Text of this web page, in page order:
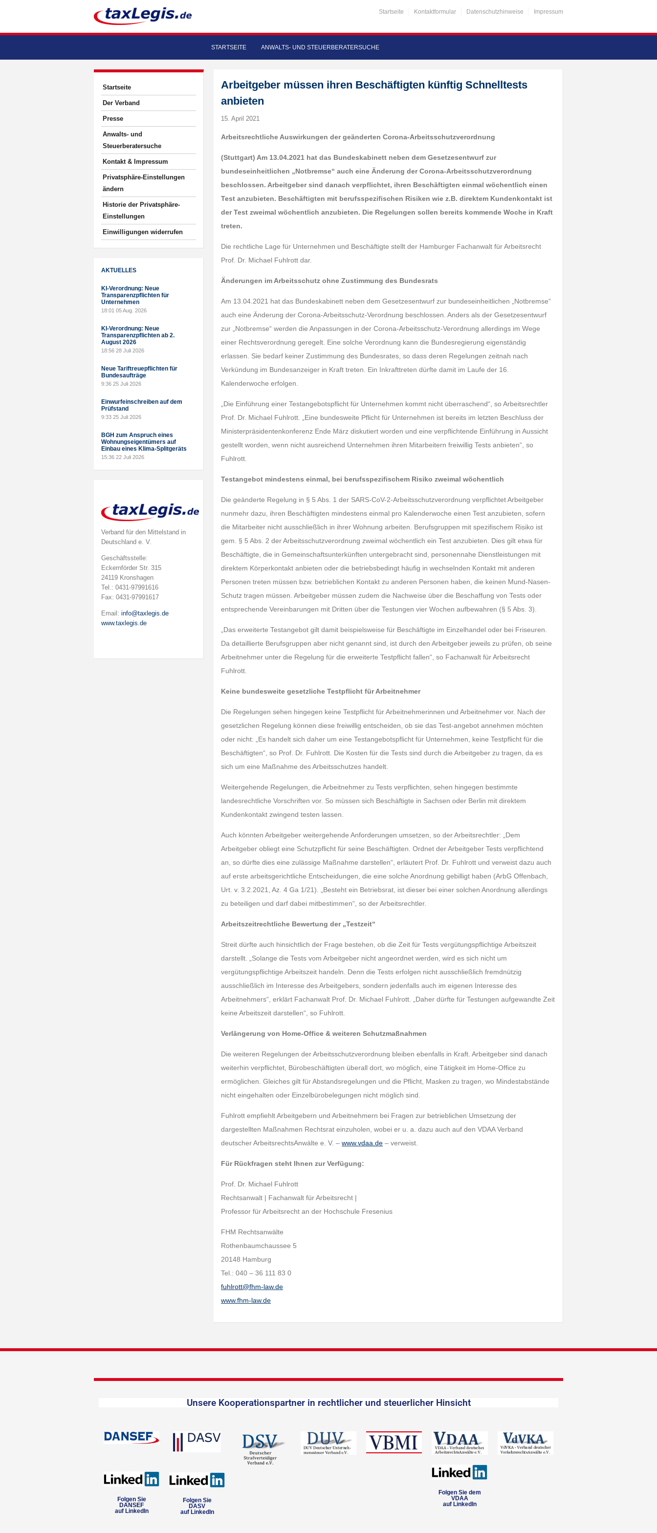
Startseite Kontaktformular Datenschutzhinweise Impressum
STARTSEITE ANWALTS- UND STEUERBERATERSUCHE
Startseite
Der Verband
Presse
Anwalts- und
Steuerberatersuche
Kontakt & Impressum
Privatsphäre-Einstellungen
ändern
Historie der Privatsphäre-
Einstellungen
Einwilligungen widerrufen
AKTUELLES
KI-Verordnung: Neue
Transparenzpflichten für
Unternehmen
18:01 05 Aug. 2026
KI-Verordnung: Neue
Transparenzpflichten ab 2.
August 2026
18:56 28 Juli 2026
Neue Tariftreuepflichten für
Bundesaufträge
9:36 25 Juli 2026
Einwurfeinschreiben auf dem
Prüfstand
9:33 25 Juli 2026
BGH zum Anspruch eines
Wohnungseigentümers auf
Einbau eines Klima-Splitgeräts
15:36 22 Juli 2026
Verband für den Mittelstand in
Deutschland e. V.
Geschäftsstelle:
Eckernförder Str. 315
24119 Kronshagen
Tel.: 0431-97991616
Fax: 0431-97991617
Email: info@taxlegis.de
www.taxlegis.de
Arbeitgeber müssen ihren Beschäftigten künftig Schnelltests
anbieten
15. April 2021
Arbeitsrechtliche Auswirkungen der geänderten Corona-Arbeitsschutzverordnung
(Stuttgart) Am 13.04.2021 hat das Bundeskabinett neben dem Gesetzesentwurf zur
bundeseinheitlichen „Notbremse“ auch eine Änderung der Corona-Arbeitsschutzverordnung
beschlossen. Arbeitgeber sind danach verpflichtet, ihren Beschäftigten einmal wöchentlich einen
Test anzubieten. Beschäftigten mit berufsspezifischen Risiken wie z.B. direktem Kundenkontakt ist
der Test zweimal wöchentlich anzubieten. Die Regelungen sollen bereits kommende Woche in Kraft
treten.
Die rechtliche Lage für Unternehmen und Beschäftigte stellt der Hamburger Fachanwalt für Arbeitsrecht
Prof. Dr. Michael Fuhlrott dar.
Änderungen im Arbeitsschutz ohne Zustimmung des Bundesrats
Am 13.04.2021 hat das Bundeskabinett neben dem Gesetzesentwurf zur bundeseinheitlichen „Notbremse“
auch eine Änderung der Corona-Arbeitsschutz-Verordnung beschlossen. Anders als der Gesetzesentwurf
zur „Notbremse“ werden die Anpassungen in der Corona-Arbeitsschutz-Verordnung allerdings im Wege
einer Rechtsverordnung geregelt. Eine solche Verordnung kann die Bundesregierung eigenständig
erlassen. Sie bedarf keiner Zustimmung des Bundesrates, so dass deren Regelungen zeitnah nach
Verkündung im Bundesanzeiger in Kraft treten. Ein Inkrafttreten dürfte damit im Laufe der 16.
Kalenderwoche erfolgen.
„Die Einführung einer Testangebotspflicht für Unternehmen kommt nicht überraschend“, so Arbeitsrechtler
Prof. Dr. Michael Fuhlrott. „Eine bundesweite Pflicht für Unternehmen ist bereits im letzten Beschluss der
Ministerpräsidentenkonferenz Ende März diskutiert worden und eine verpflichtende Einführung in Aussicht
gestellt worden, wenn nicht ausreichend Unternehmen ihren Mitarbeitern freiwillig Tests anbieten“, so
Fuhlrott.
Testangebot mindestens einmal, bei berufsspezifischem Risiko zweimal wöchentlich
Die geänderte Regelung in § 5 Abs. 1 der SARS-CoV-2-Arbeitsschutzverordnung verpflichtet Arbeitgeber
nunmehr dazu, ihren Beschäftigten mindestens einmal pro Kalenderwoche einen Test anzubieten, sofern
die Mitarbeiter nicht ausschließlich in ihrer Wohnung arbeiten. Berufsgruppen mit spezifischem Risiko ist
gem. § 5 Abs. 2 der Arbeitsschutzverordnung zweimal wöchentlich ein Test anzubieten. Dies gilt etwa für
Beschäftigte, die in Gemeinschaftsunterkünften untergebracht sind, personennahe Dienstleistungen mit
direktem Körperkontakt anbieten oder die betriebsbedingt häufig in wechselnden Kontakt mit anderen
Personen treten müssen bzw. betrieblichen Kontakt zu anderen Personen haben, die keinen Mund-Nasen-
Schutz tragen müssen. Arbeitgeber müssen zudem die Nachweise über die Beschaffung von Tests oder
entsprechende Vereinbarungen mit Dritten über die Testungen vier Wochen aufbewahren (§ 5 Abs. 3).
„Das erweiterte Testangebot gilt damit beispielsweise für Beschäftigte im Einzelhandel oder bei Friseuren.
Da detaillierte Berufsgruppen aber nicht genannt sind, ist durch den Arbeitgeber jeweils zu prüfen, ob seine
Arbeitnehmer unter die Regelung für die erweiterte Testpflicht fallen“, so Fachanwalt für Arbeitsrecht
Fuhlrott.
Keine bundesweite gesetzliche Testpflicht für Arbeitnehmer
Die Regelungen sehen hingegen keine Testpflicht für Arbeitnehmerinnen und Arbeitnehmer vor. Nach der
gesetzlichen Regelung können diese freiwillig entscheiden, ob sie das Test-angebot annehmen möchten
oder nicht: „Es handelt sich daher um eine Testangebotspflicht für Unternehmen, keine Testpflicht für die
Beschäftigten“, so Prof. Dr. Fuhlrott. Die Kosten für die Tests sind durch die Arbeitgeber zu tragen, da es
sich um eine Maßnahme des Arbeitsschutzes handelt.
Weitergehende Regelungen, die Arbeitnehmer zu Tests verpflichten, sehen hingegen bestimmte
landesrechtliche Vorschriften vor. So müssen sich Beschäftigte in Sachsen oder Berlin mit direktem
Kundenkontakt zwingend testen lassen.
Auch könnten Arbeitgeber weitergehende Anforderungen umsetzen, so der Arbeitsrechtler: „Dem
Arbeitgeber obliegt eine Schutzpflicht für seine Beschäftigten. Ordnet der Arbeitgeber Tests verpflichtend
an, so dürfte dies eine zulässige Maßnahme darstellen“, erläutert Prof. Dr. Fuhlrott und verweist dazu auch
auf erste arbeitsgerichtliche Entscheidungen, die eine solche Anordnung gebilligt haben (ArbG Offenbach,
Urt. v. 3.2.2021, Az. 4 Ga 1/21). „Besteht ein Betriebsrat, ist dieser bei einer solchen Anordnung allerdings
zu beteiligen und darf dabei mitbestimmen“, so der Arbeitsrechtler.
Arbeitszeitrechtliche Bewertung der „Testzeit“
Streit dürfte auch hinsichtlich der Frage bestehen, ob die Zeit für Tests vergütungspflichtige Arbeitszeit
darstellt. „Solange die Tests vom Arbeitgeber nicht angeordnet werden, wird es sich nicht um
vergütungspflichtige Arbeitszeit handeln. Denn die Tests erfolgen nicht ausschließlich fremdnützig
ausschließlich im Interesse des Arbeitgebers, sondern jedenfalls auch im eigenen Interesse des
Arbeitnehmers“, erklärt Fachanwalt Prof. Dr. Michael Fuhlrott. „Daher dürfte für Testungen aufgewandte Zeit
keine Arbeitszeit darstellen“, so Fuhlrott.
Verlängerung von Home-Office & weiteren Schutzmaßnahmen
Die weiteren Regelungen der Arbeitsschutzverordnung bleiben ebenfalls in Kraft. Arbeitgeber sind danach
weiterhin verpflichtet, Bürobeschäftigten überall dort, wo möglich, eine Tätigkeit im Home-Office zu
ermöglichen. Gleiches gilt für Abstandsregelungen und die Pflicht, Masken zu tragen, wo Mindestabstände
nicht eingehalten oder Einzelbürobelegungen nicht möglich sind.
Fuhlrott empfiehlt Arbeitgebern und Arbeitnehmern bei Fragen zur betrieblichen Umsetzung der
dargestellten Maßnahmen Rechtsrat einzuholen, wobei er u. a. dazu auch auf den VDAA Verband
deutscher ArbeitsrechtsAnwälte e. V. –www.vdaa.de – verweist.
Für Rückfragen steht Ihnen zur Verfügung:
Prof. Dr. Michael Fuhlrott
Rechtsanwalt | Fachanwalt für Arbeitsrecht |
Professor für Arbeitsrecht an der Hochschule Fresenius
FHM Rechtsanwälte
Rothenbaumchaussee 5
20148 Hamburg
Tel.: 040 – 36 111 83 0
fuhlrott@fhm-law.de
www.fhm-law.de
Unsere Kooperationspartner in rechtlicher und steuerlicher Hinsicht
Folgen Sie
DANSEF
auf LinkedIn
Folgen Sie
DASV
auf LinkedIn
Folgen Sie dem
VDAA
auf LinkedIn